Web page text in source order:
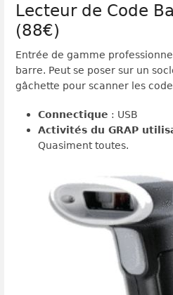
Lecteur de Code
(88€)
Entrée de gamme
barre. Peut se poser sur un
gâchette pour scanner les
Connectique : USB
Activités du GRAP
Quasiment toutes.